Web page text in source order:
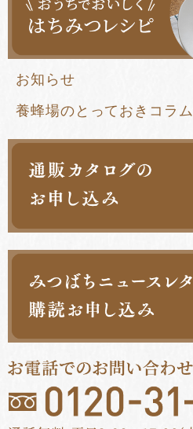
お知らせ
養蜂場のとっておきコラム